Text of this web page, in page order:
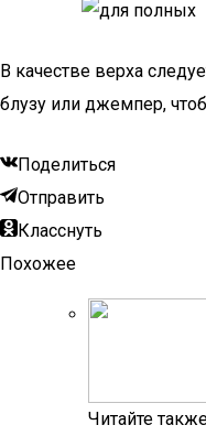
В качестве верха
блузу или джемпер,
Поделиться
Отправить
Класснуть
Похожее
Читайте